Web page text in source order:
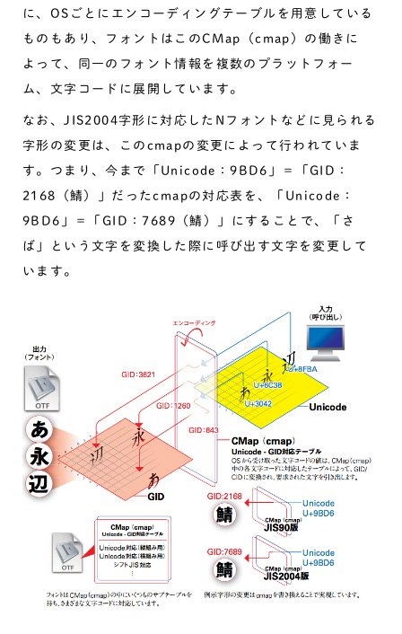
に、OSごとにエンコーディングテーブルを用意している
ものもあり、フォントはこのCMap（cmap）の働きに
よって、同一のフォント情報を複数のプラットフォー
ム、文字コードに展開しています。
なお、JIS2004字形に対応したNフォントなどに見られる
字形の変更は、このcmapの変更によって行われていま
す。つまり、今まで「Unicode：9BD6」＝「GID：
2168（鯖）」だったcmapの対応表を、「Unicode：
9BD6」＝「GID：7689（鯖）」にすることで、「さ
ば」という文字を変換した際に呼び出す文字を変更して
います。